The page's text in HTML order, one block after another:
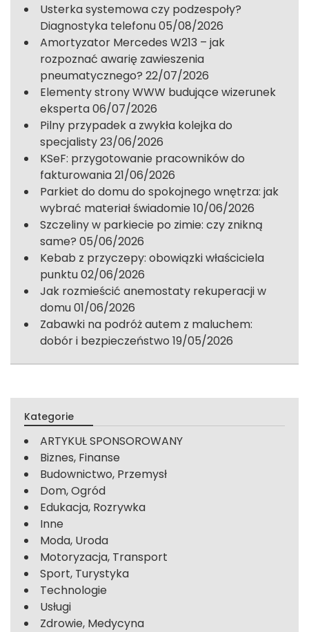
Usterka systemowa czy podzespoły?
Diagnostyka telefonu05/08/2026
Amortyzator Mercedes W213 – jak
rozpoznać awarię zawieszenia
pneumatycznego? 22/07/2026
Elementy strony WWW budujące wizerunek
eksperta06/07/2026
Pilny przypadek a zwykła kolejka do
specjalisty23/06/2026
KSeF: przygotowanie pracowników do
fakturowania21/06/2026
Parkiet do domu do spokojnego wnętrza: jak
wybrać materiał świadomie 10/06/2026
Szczeliny w parkiecie po zimie: czy znikną
same? 05/06/2026
Kebab z przyczepy: obowiązki właściciela
punktu02/06/2026
Jak rozmieścić anemostaty rekuperacji w
domu01/06/2026
Zabawki na podróż autem z maluchem:
dobór i bezpieczeństwo 19/05/2026
Kategorie
ARTYKUŁ SPONSOROWANY
Biznes, Finanse
Budownictwo, Przemysł
Dom, Ogród
Edukacja, Rozrywka
Inne
Moda, Uroda
Motoryzacja, Transport
Sport, Turystyka
Technologie
Usługi
Zdrowie, Medycyna